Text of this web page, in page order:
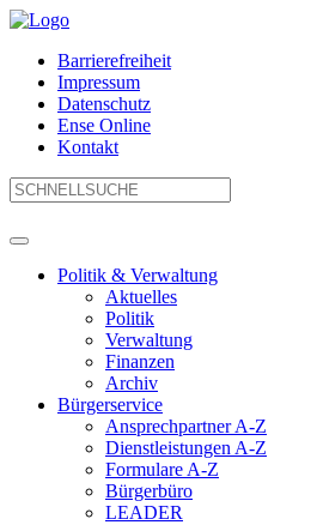
Barrierefreiheit
Impressum
Datenschutz
Ense Online
Kontakt
Politik & Verwaltung
Aktuelles
Politik
Verwaltung
Finanzen
Archiv
Bürgerservice
Ansprechpartner A-Z
Dienstleistungen A-Z
Formulare A-Z
Bürgerbüro
LEADER